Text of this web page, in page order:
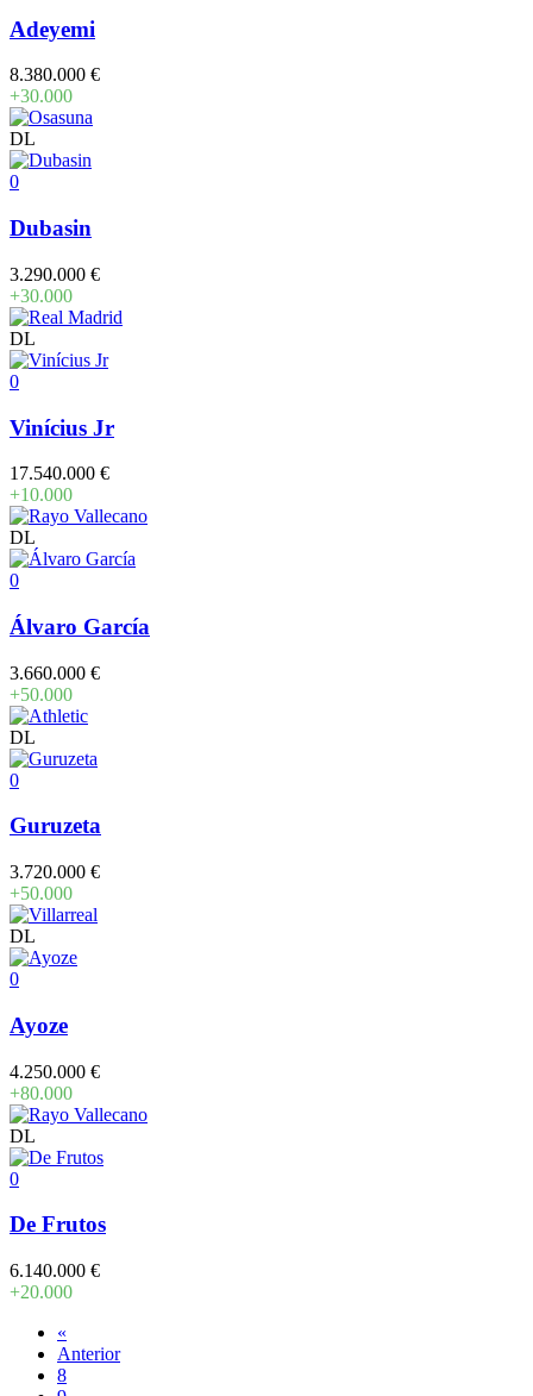
Adeyemi
8.380.000 €
+30.000
DL
0
Dubasin
3.290.000 €
+30.000
DL
0
Vinícius Jr
17.540.000 €
+10.000
DL
0
Álvaro García
3.660.000 €
+50.000
DL
0
Guruzeta
3.720.000 €
+50.000
DL
0
Ayoze
4.250.000 €
+80.000
DL
0
De Frutos
6.140.000 €
+20.000
«
Anterior
8